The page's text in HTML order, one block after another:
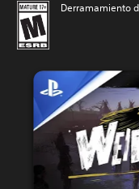
Derramamiento